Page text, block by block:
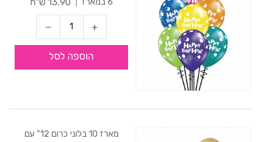
הוספה לסל
מארז 10 בלוני כרום 12" עם